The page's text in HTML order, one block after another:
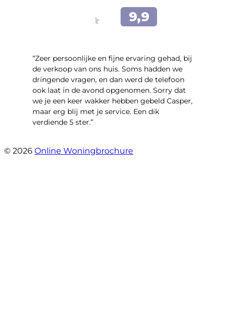
“Zeer persoonlijke en fijne ervaring gehad, bij
de verkoop van ons huis. Soms hadden we
dringende vragen, en dan werd de telefoon
ook laat in de avond opgenomen. Sorry dat
we je een keer wakker hebben gebeld Casper,
maar erg blij met je service. Een dik
verdiende 5 ster.”
© 2026 Online Woningbrochure